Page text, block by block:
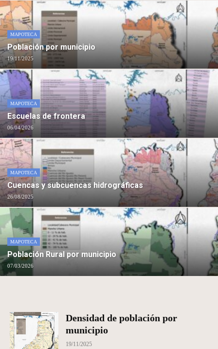
MAPOTECA
Población por municipio
19/11/2025
MAPOTECA
Escuelas de frontera
06/04/2026
MAPOTECA
Cuencas y subcuencas hidrográficas
26/08/2025
MAPOTECA
Población Rural por municipio
07/03/2026
Densidad de población por
municipio
19/11/2025